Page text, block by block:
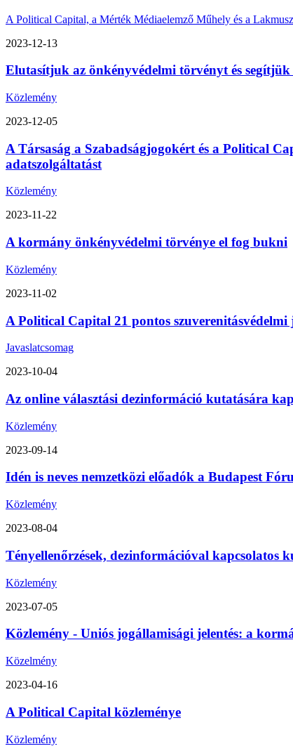
A Political Capital, a Mérték Médiaelemző Műhely és a
2023-12-13
Elutasítjuk az önkényvédelmi törvényt és segítjük
Közlemény
2023-12-05
A Társaság a Szabadságjogokért és a Political
adatszolgáltatást
Közlemény
2023-11-22
A kormány önkényvédelmi törvénye el fog bukni
Közlemény
2023-11-02
A Political Capital 21 pontos szuverenitásvédelmi
Javaslatcsomag
2023-10-04
Az online választási dezinformáció kutatására
Közlemény
2023-09-14
Idén is neves nemzetközi előadók a Budapest
Közlemény
2023-08-04
Tényellenőrzések, dezinformációval kapcsolatos
Közlemény
2023-07-05
Közlemény - Uniós jogállamisági jelentés: a
Közelmény
2023-04-16
A Political Capital közleménye
Közlemény